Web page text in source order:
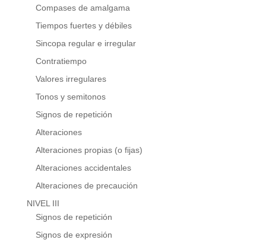
Compases de amalgama
Tiempos fuertes y débiles
Sincopa regular e irregular
Contratiempo
Valores irregulares
Tonos y semitonos
Signos de repetición
Alteraciones
Alteraciones propias (o fijas)
Alteraciones accidentales
Alteraciones de precaución
NIVEL III
Signos de repetición
Signos de expresión